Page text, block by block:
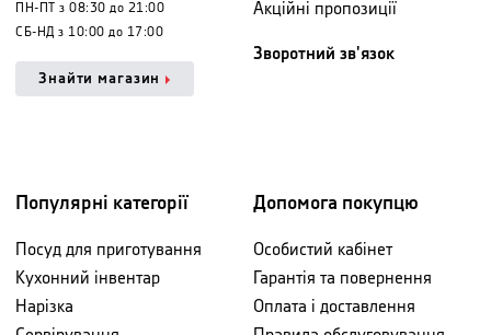
ПН-ПТ з 08:30 до 21:00
СБ-НД з 10:00 до 17:00
Знайти магазин
Акційні пропозиції
Зворотний зв'язок
Популярні категорії
Посуд для приготування
Кухонний інвентар
Нарізка
Допомога покупцю
Особистий кабінет
Гарантія та повернення
Оплата і доставлення